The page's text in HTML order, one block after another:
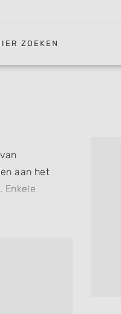
ZOEKEN
aan het
Enkele
het
u
pagina
wat ze